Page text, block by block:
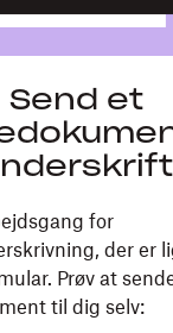
Send et
for
der er
Prøv at
til dig selv: